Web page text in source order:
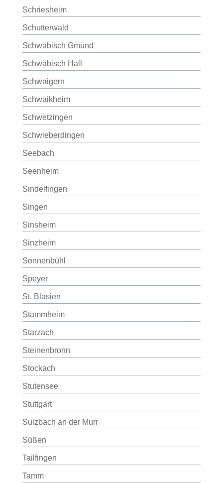
Schriesheim
Schutterwald
Schwäbisch Gmünd
Schwäbisch Hall
Schwaigern
Schwaikheim
Schwetzingen
Schwieberdingen
Seebach
Seenheim
Sindelfingen
Singen
Sinsheim
Sinzheim
Sonnenbühl
Speyer
St. Blasien
Stammheim
Starzach
Steinenbronn
Stockach
Stutensee
Stuttgart
Sulzbach an der Murr
Süßen
Tailfingen
Tamm